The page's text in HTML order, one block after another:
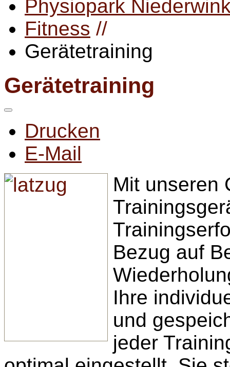
Physiopark
Fitness //
Gerätetraining
Gerätetraining
Drucken
E-Mail
Mit unseren
Bezug auf
Ihre
und
jeder